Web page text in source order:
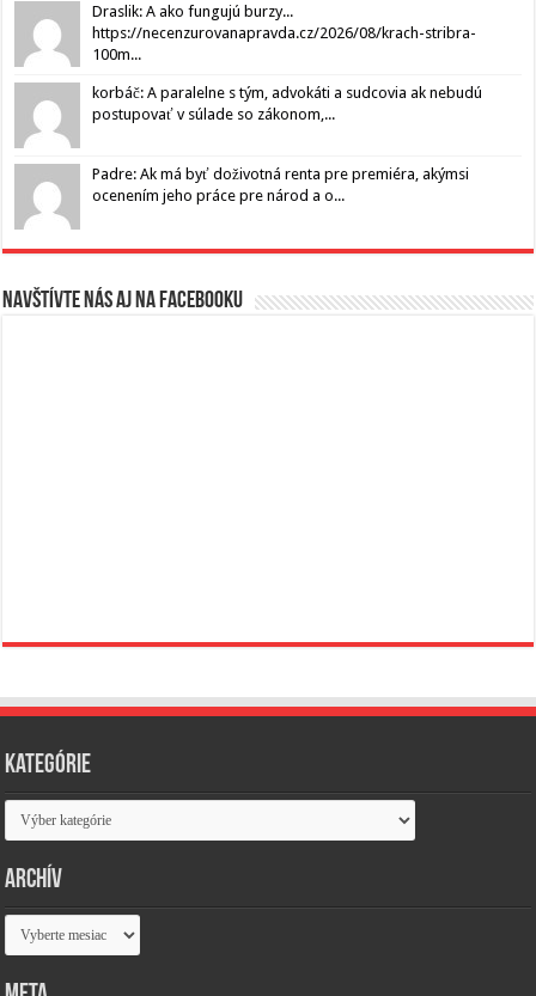
Draslik: A ako fungujú burzy...
https://necenzurovanapravda.cz/2026/08/krach-stribra-
100m...
korbáč: A paralelne s tým, advokáti a sudcovia ak nebudú
postupovať v súlade so zákonom,...
Padre: Ak má byť doživotná renta pre premiéra, akýmsi
ocenením jeho práce pre národ a o...
Navštívte nás aj na Facebooku
Kategórie
Kategórie
Archív
Archív